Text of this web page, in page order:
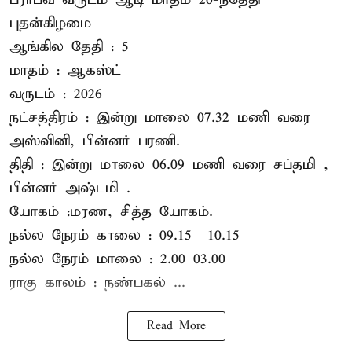
புதன்கிழமை
ஆங்கில தேதி : 5
மாதம் : ஆகஸ்ட்
வருடம் : 2026
நட்சத்திரம் : இன்று மாலை 07.32 மணி வரை
அஸ்வினி, பின்னர் பரணி.
திதி : இன்று மாலை 06.09 மணி வரை சப்தமி ,
பின்னர் அஷ்டமி .
யோகம் :மரண, சித்த யோகம்.
நல்ல நேரம் காலை : 09.15 – 10.15
நல்ல நேரம் மாலை : 2.00– 03.00
ராகு காலம் : நண்பகல் ...
Read More